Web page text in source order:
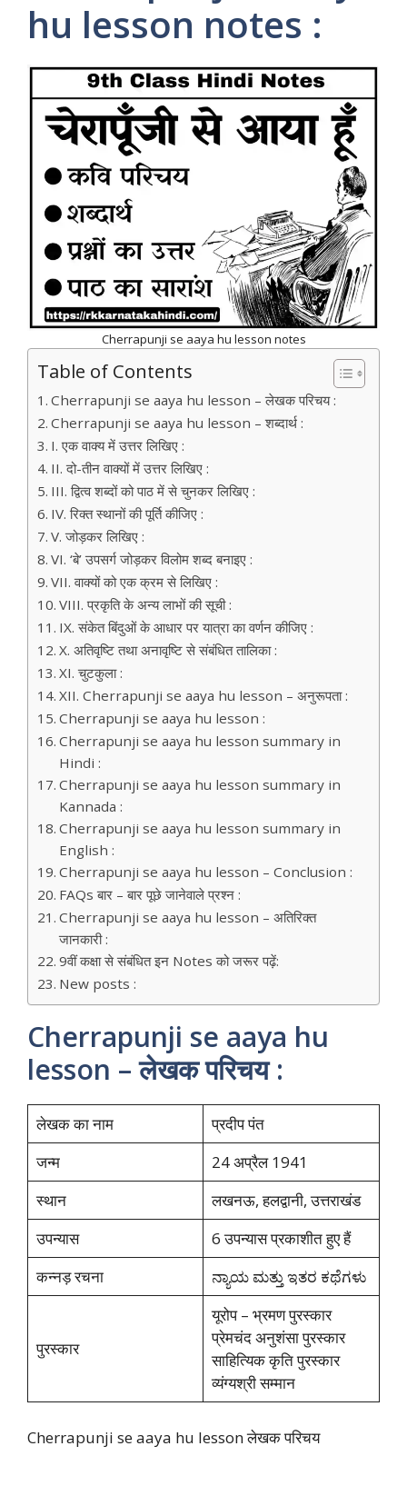
hu lesson notes :
Cherrapunji se aaya hu lesson notes
Table of Contents
Cherrapunji se aaya hu lesson – लेखक परिचय :
Cherrapunji se aaya hu lesson – शब्दार्थ :
I. एक वाक्य में उत्तर लिखिए :
II. दो-तीन वाक्यों में उत्तर लिखिए :
III. द्वित्व शब्दों को पाठ में से चुनकर लिखिए :
IV. रिक्त स्थानों की पूर्ति कीजिए :
V. जोड़कर लिखिए :
VI. ‘बे’ उपसर्ग जोड़कर विलोम शब्द बनाइए :
VII. वाक्यों को एक क्रम से लिखिए :
VIII. प्रकृति के अन्य लाभों की सूची :
IX. संकेत बिंदुओं के आधार पर यात्रा का वर्णन कीजिए :
X. अतिवृष्टि तथा अनावृष्टि से संबंधित तालिका :
XI. चुटकुला :
XII. Cherrapunji se aaya hu lesson – अनुरूपता :
Cherrapunji se aaya hu lesson :
Cherrapunji se aaya hu lesson summary in
Hindi :
Cherrapunji se aaya hu lesson summary in
Kannada :
Cherrapunji se aaya hu lesson summary in
English :
Cherrapunji se aaya hu lesson – Conclusion :
FAQs बार – बार पूछे जानेवाले प्रश्न :
Cherrapunji se aaya hu lesson – अतिरिक्त
जानकारी :
9वीं कक्षा से संबंधित इन Notes को जरूर पढ़ें:
New posts :
Cherrapunji se aaya hu
lesson – लेखक परिचय :
लेखक का नाम
प्रदीप पंत
जन्म
24 अप्रैल 1941
स्थान
लखनऊ, हलद्वानी, उत्तराखंड
उपन्यास
6 उपन्यास प्रकाशीत हुए हैं
कन्नड़ रचना
ನ್ಯಾಯ ಮತ್ತು ಇತರ ಕಥೆಗಳು
पुरस्कार
यूरोप – भ्रमण पुरस्कार
प्रेमचंद अनुशंसा पुरस्कार
साहित्यिक कृति पुरस्कार
व्यंग्यश्री सम्मान
Cherrapunji se aaya hu lesson लेखक परिचय